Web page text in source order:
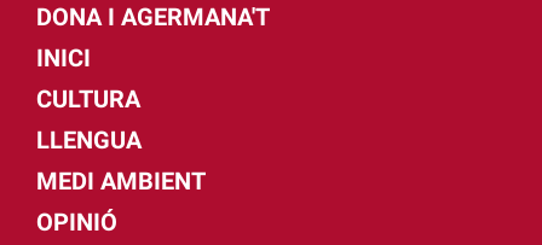
DONA I AGERMANA'T
INICI
CULTURA
LLENGUA
MEDI AMBIENT
OPINIÓ